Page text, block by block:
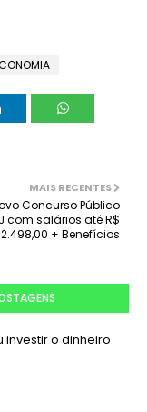
MAIS RECENTES
Concurso Público
com salários até R$
2.498,00 + Benefícios
investir o dinheiro